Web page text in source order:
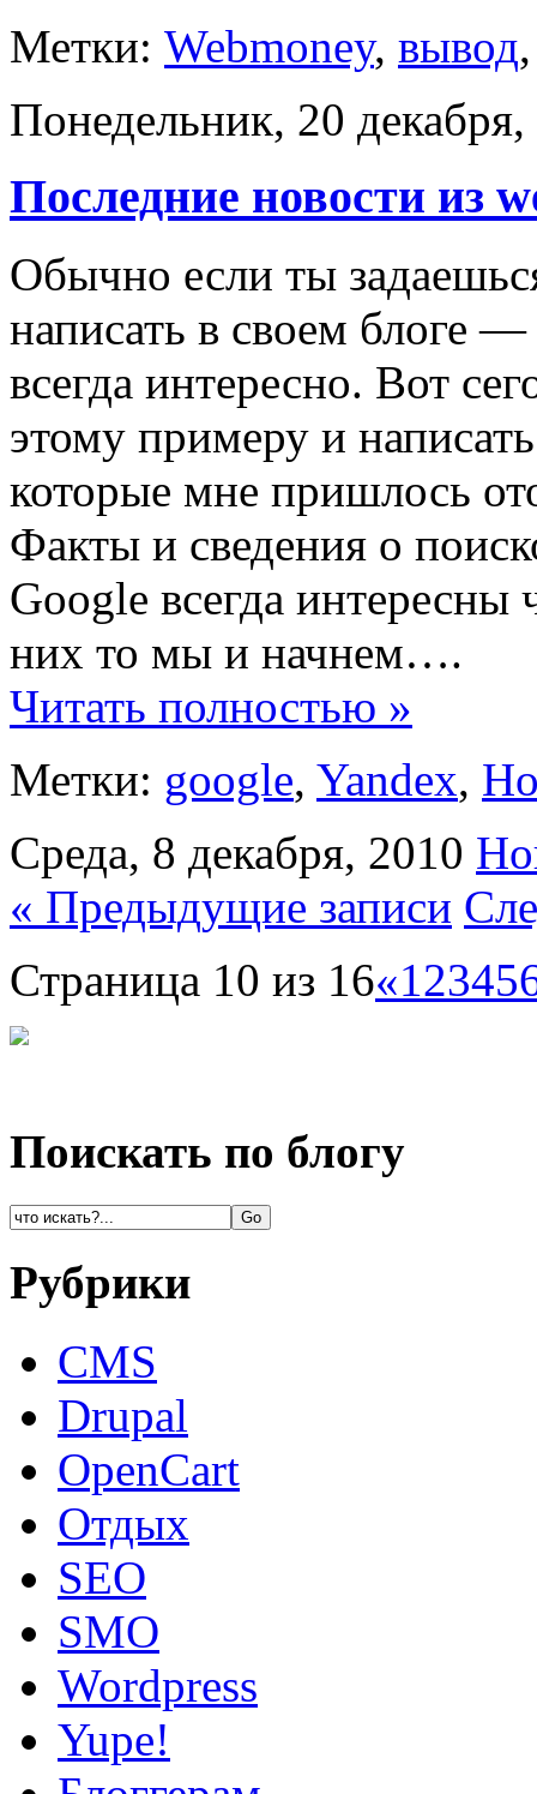
Метки: Webmoney, вывод
Понедельник, 20
Последние новости из
Обычно если ты
написать в своем блоге
всегда интересно. Вот
этому примеру и
которые мне пришлось
Факты и сведения о
Google всегда интересны
них то мы и начнем….
Читать полностью »
Метки: google, Yandex,
Среда, 8 декабря, 2010
« Предыдущие записи
Страница 10 из 16«12345
Поискать по блогу
Рубрики
CMS
Drupal
OpenCart
Oтдых
SEO
SMO
Wordpress
Yupe!